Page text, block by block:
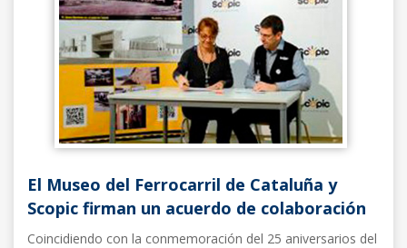
El Museo del Ferrocarril de Cataluña y
Scopic firman un acuerdo de colaboración
Coincidiendo con la conmemoración del 25 aniversarios del